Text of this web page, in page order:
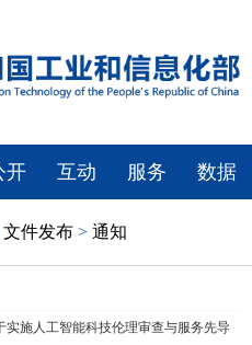
开 互动 服务 数据
文件发布 > 通知
实施人工智能科技伦理审查与服务先导